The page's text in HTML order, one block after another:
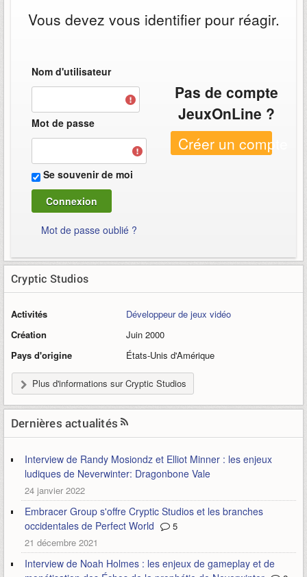
Vous devez vous identifier pour réagir.
Nom d'utilisateur
Mot de passe
Se souvenir de moi
Mot de passe oublié ?
Pas de compte
JeuxOnLine ?
Créer un compte
Cryptic Studios
Activités
Développeur de jeux vidéo
Création
Juin 2000
Pays d'origine
États-Unis d'Amérique
Plus d'informations sur Cryptic Studios
Dernières actualités
Interview de Randy Mosiondz et Elliot Minner : les enjeux
ludiques de Neverwinter: Dragonbone Vale
24 janvier 2022
Embracer Group s'offre Cryptic Studios et les branches
occidentales de Perfect World
5
21 décembre 2021
Interview de Noah Holmes : les enjeux de gameplay et de